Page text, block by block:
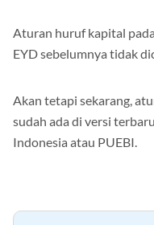
Aturan huruf kapital
EYD sebelumnya tidak
Akan tetapi sekarang,
sudah ada di versi
Indonesia atau PUEBI.